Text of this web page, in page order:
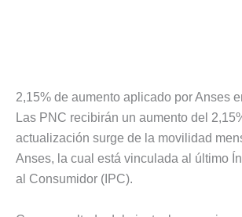
2,15% de aumento aplicado por Anses
Las PNC recibirán un aumento del
actualización surge de la movilidad
Anses, la cual está vinculada al último
al Consumidor (IPC).